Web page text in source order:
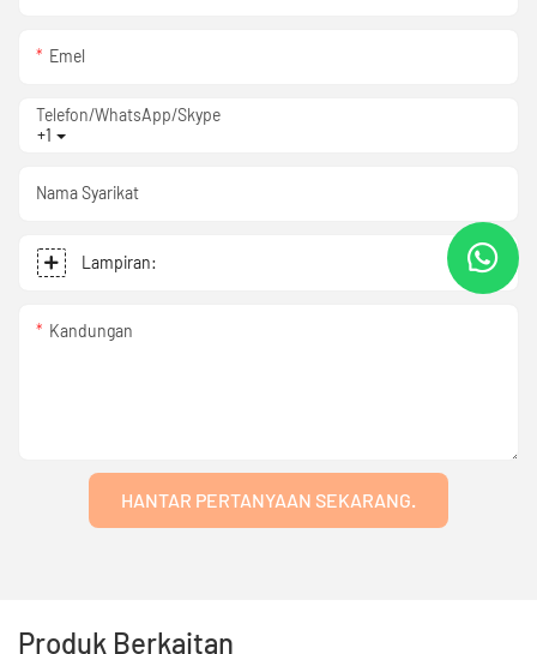
Emel
+1
Telefon/WhatsApp/Skype
Nama Syarikat
Lampiran:
Kandungan
HANTAR PERTANYAAN SEKARANG.
Produk Berkaitan